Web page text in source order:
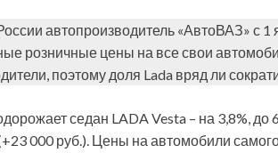
автопроизводитель «АвтоВАЗ» с 1
розничные цены на все свои
поэтому доля Lada вряд ли
седан LADA Vesta – на 3,8%, до
000 руб.). Цены на автомобили